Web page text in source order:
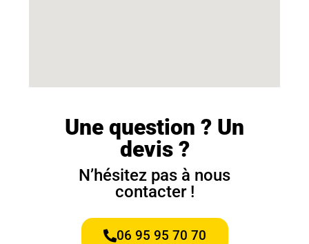
Une question ? Un
devis ?
N’hésitez pas à nous
contacter !
06 95 95 70 70